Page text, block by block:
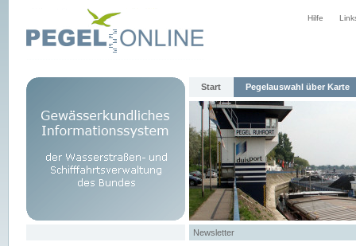
Hilfe
Start Pegelauswahl über Karte
Newsletter